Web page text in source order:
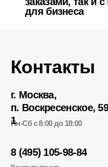
Информация
О компании
Как мы работаем
beamlvl@yandex.ru